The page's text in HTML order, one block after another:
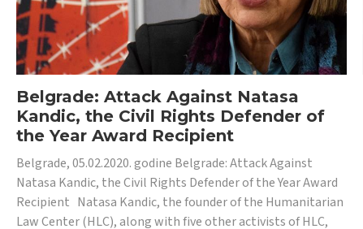
Belgrade: Attack Against Natasa
Kandic, the Civil Rights Defender of
the Year Award Recipient
Belgrade, 05.02.2020. godine Belgrade: Attack Against
Natasa Kandic, the Civil Rights Defender of the Year Award
Recipient Natasa Kandic, the founder of the Humanitarian
Law Center (HLC), along with five other activists of HLC,